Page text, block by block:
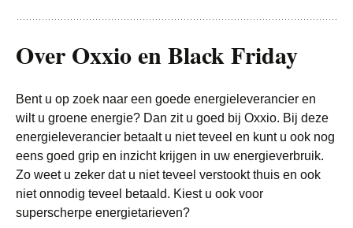
Over Oxxio en Black Friday
Bent u op zoek naar een goede energieleverancier en
wilt u groene energie? Dan zit u goed bij Oxxio. Bij deze
energieleverancier betaalt u niet teveel en kunt u ook nog
eens goed grip en inzicht krijgen in uw energieverbruik.
Zo weet u zeker dat u niet teveel verstookt thuis en ook
niet onnodig teveel betaald. Kiest u ook voor
superscherpe energietarieven?